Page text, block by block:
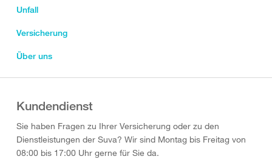
Unfall
Versicherung
Über uns
Kundendienst
Sie haben Fragen zu Ihrer Versicherung oder zu den
Dienstleistungen der Suva? Wir sind Montag bis Freitag von
08:00 bis 17:00 Uhr gerne für Sie da.